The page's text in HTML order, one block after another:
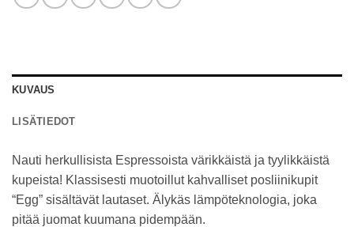
KUVAUS
LISÄTIEDOT
Nauti herkullisista Espressoista värikkäistä ja tyylikkäistä
kupeista! Klassisesti muotoillut kahvalliset posliinikupit
“Egg” sisältävät lautaset. Älykäs lämpöteknologia, joka
pitää juomat kuumana pidempään.